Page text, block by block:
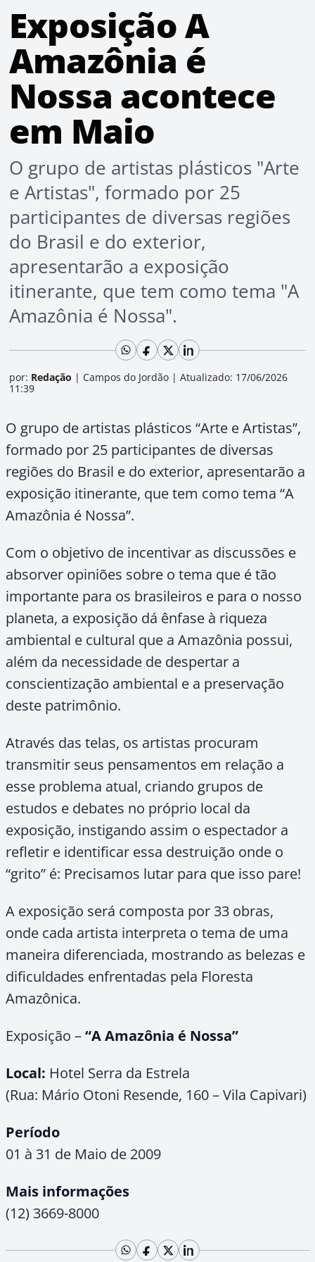
Exposição A
Amazônia é
Nossa acontece
em Maio
O grupo de artistas plásticos "Arte
e Artistas", formado por 25
participantes de diversas regiões
do Brasil e do exterior,
apresentarão a exposição
itinerante, que tem como tema "A
Amazônia é Nossa".
por: Redação | Campos do Jordão | Atualizado: 17/06/2026
11:39
O grupo de artistas plásticos “Arte e Artistas”,
formado por 25 participantes de diversas
regiões do Brasil e do exterior, apresentarão a
exposição itinerante, que tem como tema “A
Amazônia é Nossa”.
Com o objetivo de incentivar as discussões e
absorver opiniões sobre o tema que é tão
importante para os brasileiros e para o nosso
planeta, a exposição dá ênfase à riqueza
ambiental e cultural que a Amazônia possui,
além da necessidade de despertar a
conscientização ambiental e a preservação
deste patrimônio.
Através das telas, os artistas procuram
transmitir seus pensamentos em relação a
esse problema atual, criando grupos de
estudos e debates no próprio local da
exposição, instigando assim o espectador a
refletir e identificar essa destruição onde o
“grito” é: Precisamos lutar para que isso pare!
A exposição será composta por 33 obras,
onde cada artista interpreta o tema de uma
maneira diferenciada, mostrando as belezas e
dificuldades enfrentadas pela Floresta
Amazônica.
Exposição –“A Amazônia é Nossa”
Local: Hotel Serra da Estrela
(Rua: Mário Otoni Resende, 160 – Vila Capivari)
Período
01 à 31 de Maio de 2009
Mais informações
(12) 3669-8000